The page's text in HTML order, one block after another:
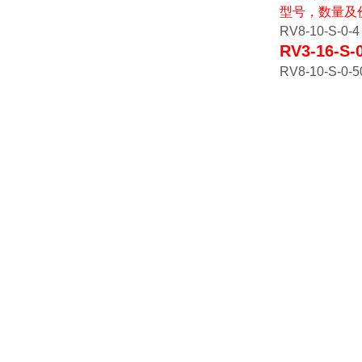
型号，数量及
RV8-10-S-0-4
RV3-16-S-
RV8-10-S-0-